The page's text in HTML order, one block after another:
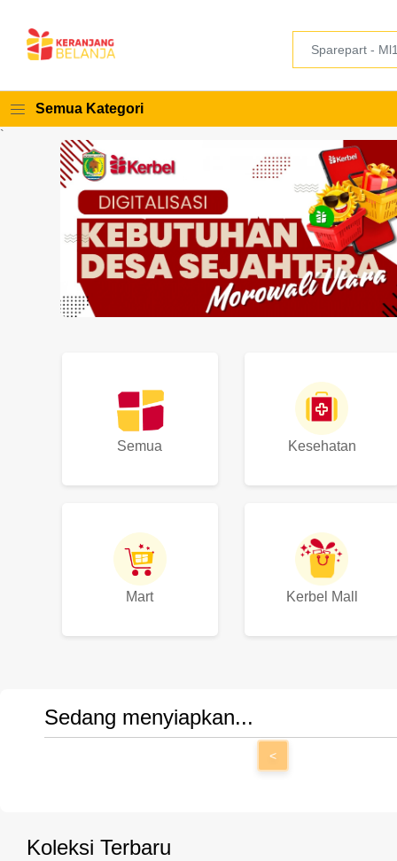
Semua Kategori
`
Semua Kesehatan
Mart Kerbel Mall
Sedang menyiapkan...
<
Koleksi Terbaru